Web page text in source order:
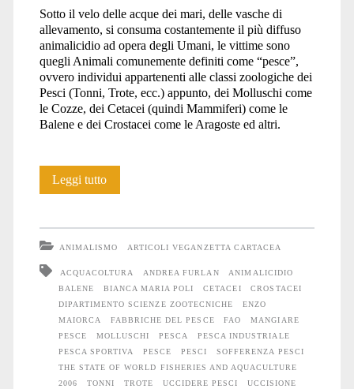
FISHERIES
AND
AQUACULTURE
2006</span>
Sotto il velo delle acque dei mari, delle vasche di
allevamento, si consuma costantemente il più diffuso
animalicidio ad opera degli Umani, le vittime sono
quegli Animali comunemente definiti come “pesce”,
ovvero individui appartenenti alle classi zoologiche dei
Pesci (Tonni, Trote, ecc.) appunto, dei Molluschi come
le Cozze, dei Cetacei (quindi Mammiferi) come le
Balene e dei Crostacei come le Aragoste ed altri.
Leggi tuttoOrrore
ANIMALISMO ARTICOLI VEGANZETTA CARTACEA
ACQUACOLTURA ANDREA FURLAN
ANIMALICIDIO
BALENE
BIANCA MARIA POLI CETACEI
CROSTACEI
DIPARTIMENTO SCIENZE ZOOTECNICHE
ENZO
MAIORCA
FABBRICHE DEL PESCE FAO
MANGIARE
PESCE
MOLLUSCHI PESCA
PESCA INDUSTRIALE
PESCA SPORTIVA
PESCE PESCI
SOFFERENZA PESCI
THE STATE OF WORLD FISHERIES AND AQUACULTURE
2006
TONNI TROTE UCCIDERE PESCI
UCCISIONE